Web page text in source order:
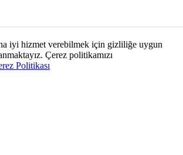
iyi hizmet verebilmek için gizliliğe uygun
Çerez politikamızı
Politikası